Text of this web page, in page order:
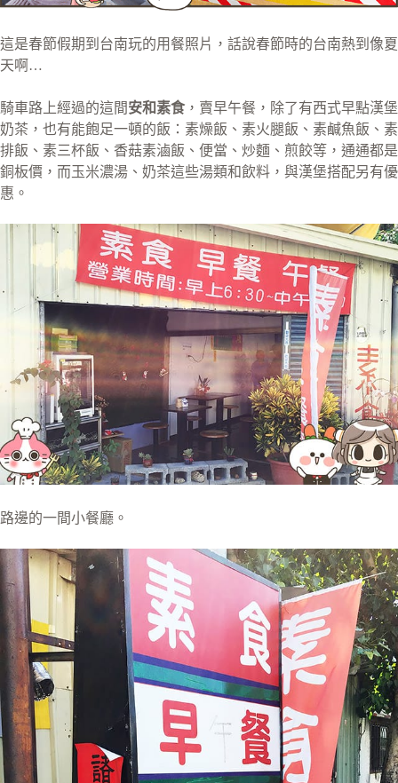
這是春節假期到台南玩的用餐照片，話說春節時的台南熱到像夏
天啊…
騎車路上經過的這間安和素食 ，賣早午餐，除了有西式早點漢堡
奶茶，也有能飽足一頓的飯：素燥飯、素火腿飯、素鹹魚飯、素
排飯、素三杯飯、香菇素滷飯、便當、炒麵、煎餃等，通通都是
銅板價，而玉米濃湯、奶茶這些湯類和飲料，與漢堡搭配另有優
惠。
路邊的一間小餐廳。